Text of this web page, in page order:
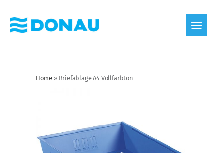
Home » Briefablage A4 Vollfarbton